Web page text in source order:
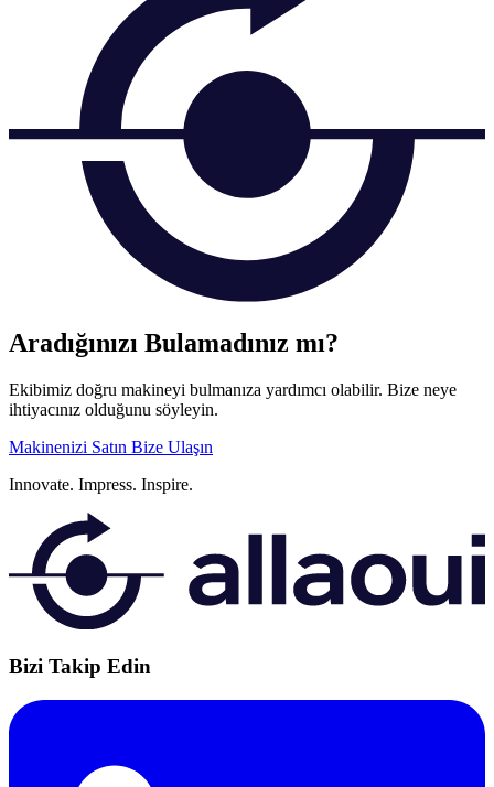
Aradığınızı Bulamadınız mı?
Ekibimiz doğru makineyi bulmanıza yardımcı olabilir. Bize neye
ihtiyacınız olduğunu söyleyin.
Makinenizi Satın Bize Ulaşın
Innovate. Impress. Inspire.
Bizi Takip Edin